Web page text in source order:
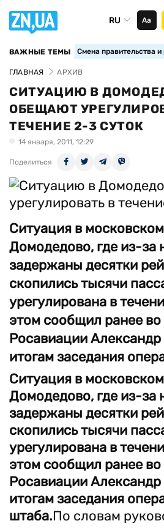
RU Аа
ВАЖНЫЕ ТЕМЫ Смена правительства
ГЛАВНАЯ АРХИВ
СИТУАЦИЮ В
ОБЕЩАЮТ
ТЕЧЕНИЕ 2-3 СУТОК
14 января, 2011, 12:29
Поделиться
Ситуация в
Домодедово, где из-за
задержаны десятки
скопились тысячи
урегулирована в
этом сообщил ранее во
Росавиации
итогам заседания
Ситуация в
Домодедово, где из-за
задержаны десятки
скопились тысячи
урегулирована в
этом сообщил ранее во
Росавиации
итогам заседания
штаба.По словам